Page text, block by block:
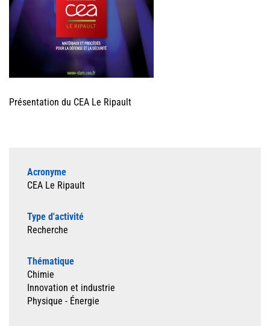
Présentation du CEA Le Ripault
Acronyme
CEA Le Ripault
Type d'activité
Recherche
Thématique
Chimie
Innovation et industrie
Physique - Énergie